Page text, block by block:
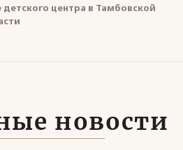
детского центра в Тамбовской
новости